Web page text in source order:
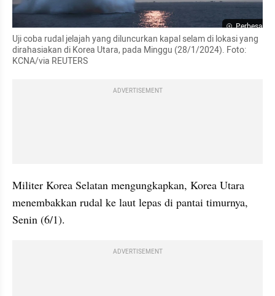
Perbesar
Uji coba rudal jelajah yang diluncurkan kapal selam di lokasi yang
dirahasiakan di Korea Utara, pada Minggu (28/1/2024). Foto:
KCNA/via REUTERS
ADVERTISEMENT
Militer Korea Selatan mengungkapkan, Korea Utara
menembakkan rudal ke laut lepas di pantai timurnya,
Senin (6/1).
ADVERTISEMENT